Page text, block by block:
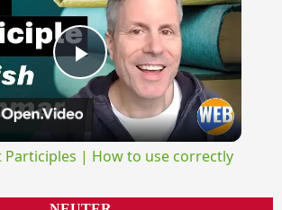
Play
Video
Participles | How to use correctly